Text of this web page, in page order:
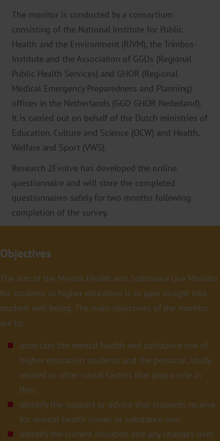
The monitor is conducted by a consortium
consisting of the National Institute for Public
Health and the Environment (RIVM), the Trimbos-
Institute and the Association of GGDs (Regional
Public Health Services) and GHOR (Regional
Medical Emergency Preparedness and Planning)
offices in the Netherlands (GGD GHOR Nederland).
It is carried out on behalf of the Dutch ministries of
Education, Culture and Science (OCW) and Health,
Welfare and Sport (VWS).
Research 2Evolve has developed the online
questionnaire and will store the completed
questionnaires safely for two months following
completion of the survey.
Objectives
The aim of the Mental Health and Substance Use Monitor
for students in higher education is to gain insight into
student well-being. The main objectives of the monitor
are to:
ascertain the mental health and substance use of
higher education students and the personal, study-
related or other social factors that play a role in
this;
identify the support or advice that students receive
for mental health issues or substance use;
identify the current situation and any changes over